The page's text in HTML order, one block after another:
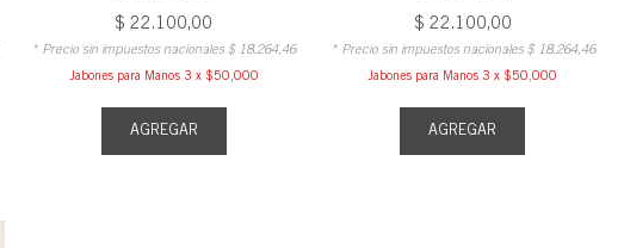
$ 22.100,00
* Precio sin impuestos nacionales$ 18.264,46
Jabones para Manos 3 x $50,000
AGREGAR
$ 22.100,00
* Precio sin impuestos nacionales $ 18.264,46
Jabones para Manos 3 x $50,000
AGREGAR